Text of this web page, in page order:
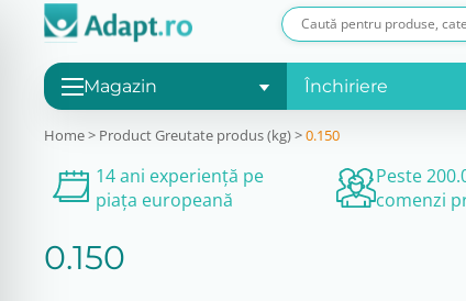
Magazin Închiriere
Home> Product Greutate produs (kg)>0.150
14 ani experiență pe
piața europeană
Peste
comenzi
0.150